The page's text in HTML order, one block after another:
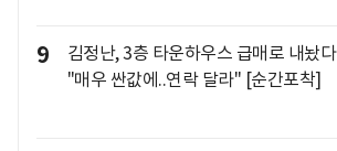
9
김정난, 3층 타운하우스 급매로 내놨다
"매우 싼값에..연락 달라" [순간포착]